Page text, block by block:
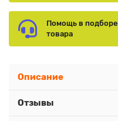
Помощь в подборе
товара
Описание
Отзывы